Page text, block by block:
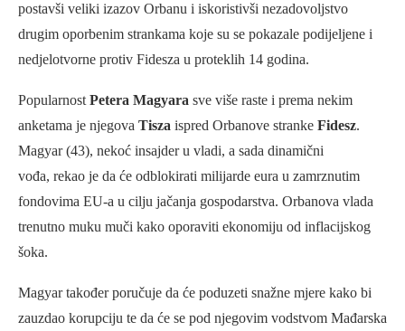
postavši veliki izazov Orbanu i iskoristivši nezadovoljstvo
drugim oporbenim strankama koje su se pokazale podijeljene i
nedjelotvorne protiv Fidesza u proteklih 14 godina.
Popularnost Petera Magyara sve više raste i prema nekim
anketama je njegova Tisza ispred Orbanove stranke Fidesz.
Magyar (43), nekoć insajder u vladi, a sada dinamični
vođa, rekao je da će odblokirati milijarde eura u zamrznutim
fondovima EU-a u cilju jačanja gospodarstva. Orbanova vlada
trenutno muku muči kako oporaviti ekonomiju od inflacijskog
šoka.
Magyar također poručuje da će poduzeti snažne mjere kako bi
zauzdao korupciju te da će se pod njegovim vodstvom Mađarska